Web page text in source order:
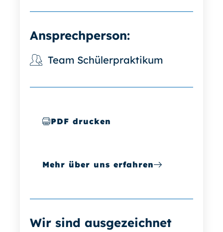
Ansprechperson:
Team Schülerpraktikum
PDF drucken
Mehr über uns erfahren
Wir sind ausgezeichnet